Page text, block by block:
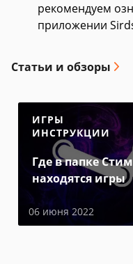
рекомендуем
приложении
Статьи и обзоры
ИГРЫ
ИНСТРУКЦИИ
Где в папке Стим
находятся игры
06 июня 2022